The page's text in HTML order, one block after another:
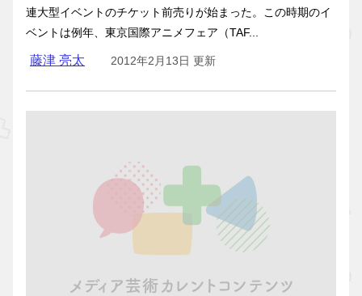
連大型イベントのチケット前売りが始まった。この時期のイ
ベントは例年、東京国際アニメフェア（TAF...
藤津 亮太 2012年2月13日 更新